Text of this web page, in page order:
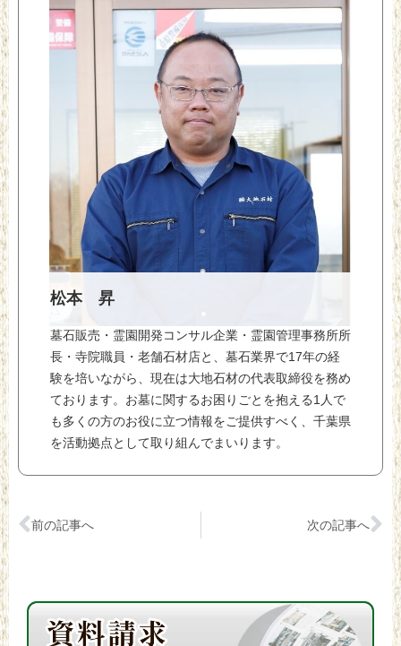
松本 昇
墓石販売・霊園開発コンサル企業・霊園管理事務所所
長・寺院職員・老舗石材店と、墓石業界で17年の経
験を培いながら、現在は大地石材の代表取締役を務め
ております。お墓に関するお困りごとを抱える1人で
も多くの方のお役に立つ情報をご提供すべく、千葉県
を活動拠点として取り組んでまいります。
前の記事へ 次の記事へ